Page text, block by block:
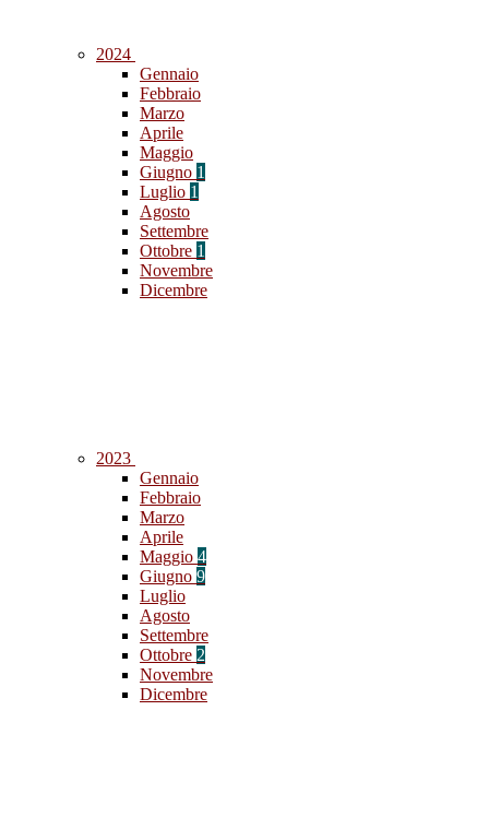
2024
Gennaio
Febbraio
Marzo
Aprile
Maggio
Giugno 1
Luglio 1
Agosto
Settembre
Ottobre 1
Novembre
Dicembre
2023
Gennaio
Febbraio
Marzo
Aprile
Maggio 4
Giugno 9
Luglio
Agosto
Settembre
Ottobre 2
Novembre
Dicembre